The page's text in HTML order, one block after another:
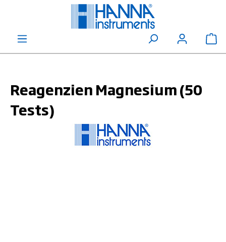
Reagenzien Magnesium (50
Tests)